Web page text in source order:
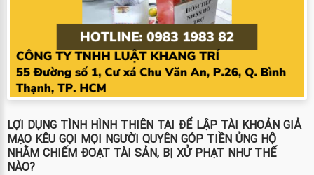
LỢI DỤNG TÌNH HÌNH THIÊN TAI ĐỂ LẬP TÀI KHOẢN GIẢ
MẠO KÊU GỌI MỌI NGƯỜI QUYÊN GÓP TIỀN ỦNG HỘ
NHẰM CHIẾM ĐOẠT TÀI SẢN, BỊ XỬ PHẠT NHƯ THẾ
NÀO?